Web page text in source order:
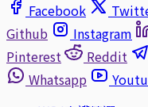
Facebook
Github
Instagram
Pinterest
Reddit
Whatsapp